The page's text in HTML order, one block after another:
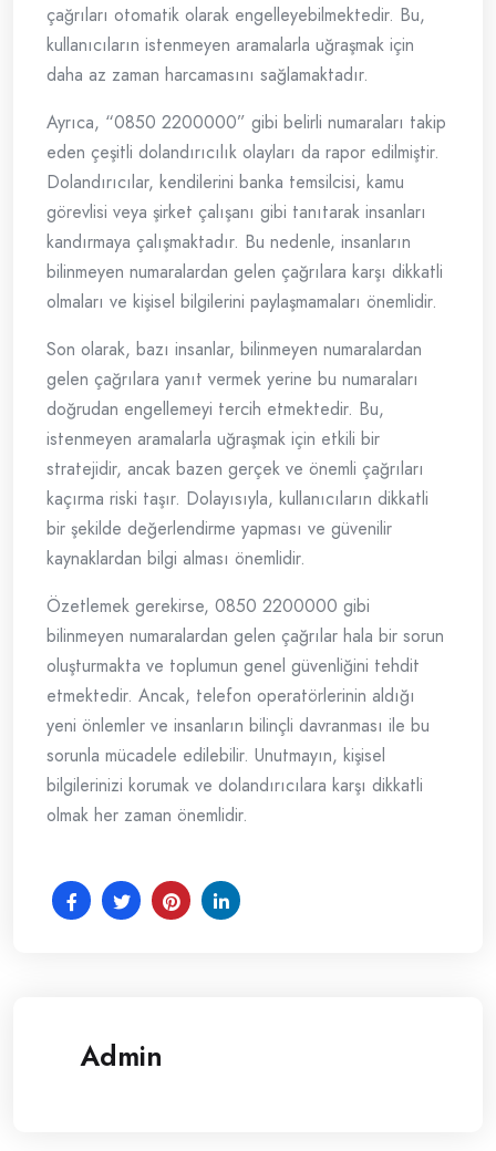
çağrıları otomatik olarak engelleyebilmektedir. Bu,
kullanıcıların istenmeyen aramalarla uğraşmak için
daha az zaman harcamasını sağlamaktadır.
Ayrıca, “0850 2200000” gibi belirli numaraları takip
eden çeşitli dolandırıcılık olayları da rapor edilmiştir.
Dolandırıcılar, kendilerini banka temsilcisi, kamu
görevlisi veya şirket çalışanı gibi tanıtarak insanları
kandırmaya çalışmaktadır. Bu nedenle, insanların
bilinmeyen numaralardan gelen çağrılara karşı dikkatli
olmaları ve kişisel bilgilerini paylaşmamaları önemlidir.
Son olarak, bazı insanlar, bilinmeyen numaralardan
gelen çağrılara yanıt vermek yerine bu numaraları
doğrudan engellemeyi tercih etmektedir. Bu,
istenmeyen aramalarla uğraşmak için etkili bir
stratejidir, ancak bazen gerçek ve önemli çağrıları
kaçırma riski taşır. Dolayısıyla, kullanıcıların dikkatli
bir şekilde değerlendirme yapması ve güvenilir
kaynaklardan bilgi alması önemlidir.
Özetlemek gerekirse, 0850 2200000 gibi
bilinmeyen numaralardan gelen çağrılar hala bir sorun
oluşturmakta ve toplumun genel güvenliğini tehdit
etmektedir. Ancak, telefon operatörlerinin aldığı
yeni önlemler ve insanların bilinçli davranması ile bu
sorunla mücadele edilebilir. Unutmayın, kişisel
bilgilerinizi korumak ve dolandırıcılara karşı dikkatli
olmak her zaman önemlidir.
Admin